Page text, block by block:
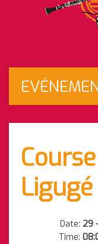
Ligugé
Date: 29
Time: